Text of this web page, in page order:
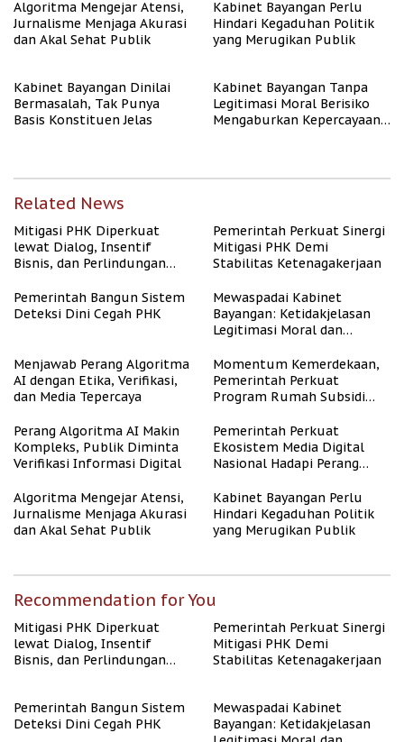
Algoritma Mengejar Atensi,
Jurnalisme Menjaga Akurasi
dan Akal Sehat Publik
Kabinet Bayangan Perlu
Hindari Kegaduhan Politik
yang Merugikan Publik
Kabinet Bayangan Dinilai
Bermasalah, Tak Punya
Basis Konstituen Jelas
Kabinet Bayangan Tanpa
Legitimasi Moral Berisiko
Mengaburkan Kepercayaan
Related News
Mitigasi PHK Diperkuat
lewat Dialog, Insentif
Bisnis, dan Perlindungan
Pemerintah Perkuat Sinergi
Mitigasi PHK Demi
Stabilitas Ketenagakerjaan
Pemerintah Bangun Sistem
Deteksi Dini Cegah PHK
Mewaspadai Kabinet
Bayangan: Ketidakjelasan
Legitimasi Moral dan
Menjawab Perang Algoritma
AI dengan Etika, Verifikasi,
dan Media Tepercaya
Momentum Kemerdekaan,
Pemerintah Perkuat
Program Rumah Subsidi
Berpenghasilan Rendah
Perang Algoritma AI Makin
Kompleks, Publik Diminta
Verifikasi Informasi Digital
Pemerintah Perkuat
Ekosistem Media Digital
Nasional Hadapi Perang
Algoritma Mengejar Atensi,
Jurnalisme Menjaga Akurasi
dan Akal Sehat Publik
Kabinet Bayangan Perlu
Hindari Kegaduhan Politik
yang Merugikan Publik
Recommendation for You
Mitigasi PHK Diperkuat
lewat Dialog, Insentif
Bisnis, dan Perlindungan
Pemerintah Perkuat Sinergi
Mitigasi PHK Demi
Stabilitas Ketenagakerjaan
Pemerintah Bangun Sistem
Deteksi Dini Cegah PHK
Mewaspadai Kabinet
Bayangan: Ketidakjelasan